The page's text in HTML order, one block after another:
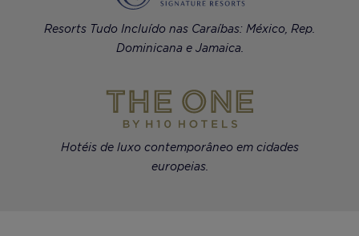
Resorts Tudo Incluído nas Caraíbas: México, Rep.
Dominicana e Jamaica.
Hotéis de luxo contemporâneo em cidades
europeias.